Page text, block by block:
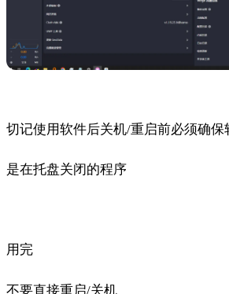
切记使用软件后关机/重启前必须确保
是在托盘关闭的程序
用完
不要直接重启/关机